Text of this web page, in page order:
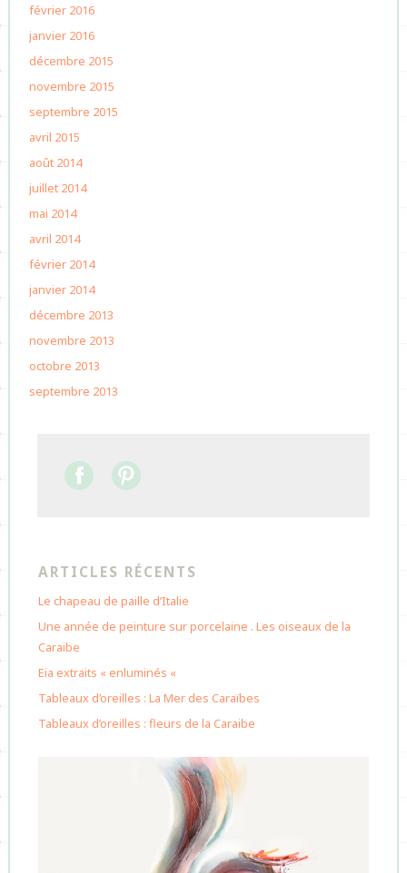
février 2016
janvier 2016
décembre 2015
novembre 2015
septembre 2015
avril 2015
août 2014
juillet 2014
mai 2014
avril 2014
février 2014
janvier 2014
décembre 2013
novembre 2013
octobre 2013
septembre 2013
ARTICLES RÉCENTS
Le chapeau de paille d’Italie
Une année de peinture sur porcelaine . Les oiseaux de la
Caraibe
Eia extraits « enluminés «
Tableaux d’oreilles : La Mer des Caraïbes
Tableaux d’oreilles : fleurs de la Caraibe